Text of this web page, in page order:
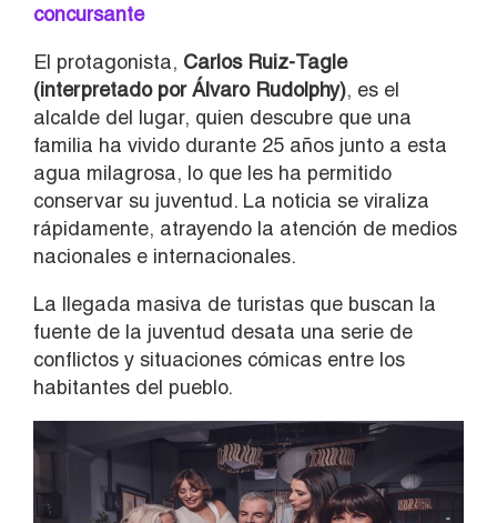
concursante
El protagonista, Carlos Ruiz-Tagle
(interpretado por Álvaro Rudolphy), es el
alcalde del lugar, quien descubre que una
familia ha vivido durante 25 años junto a esta
agua milagrosa, lo que les ha permitido
conservar su juventud. La noticia se viraliza
rápidamente, atrayendo la atención de medios
nacionales e internacionales.
La llegada masiva de turistas que buscan la
fuente de la juventud desata una serie de
conflictos y situaciones cómicas entre los
habitantes del pueblo.